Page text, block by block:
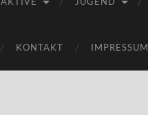
KONTAKT IMPRESSUM